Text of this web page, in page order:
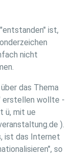
ist,
nicht
das Thema
erstellen wollte -
ü, mit ue
).
ist das Internet
so